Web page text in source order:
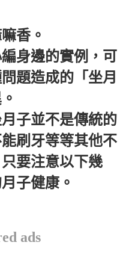
香。
身邊的實例，可
題造成的「坐月
子並不是傳統的
刷牙等等其他不
要注意以下幾
子健康。
ads